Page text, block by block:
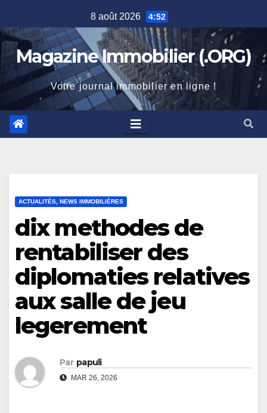
to
content
8 août 2026 4:52
Magazine Immobilier (.ORG)
Votre journal immobilier en ligne !
ACTUALITÉS, NEWS IMMOBILIÈRES
dix methodes de
rentabiliser des
diplomaties relatives
aux salle de jeu
legerement
Par papuli
MAR 26, 2026